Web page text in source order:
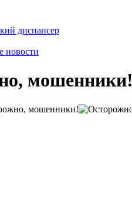
диспансер
новости
мошенники!